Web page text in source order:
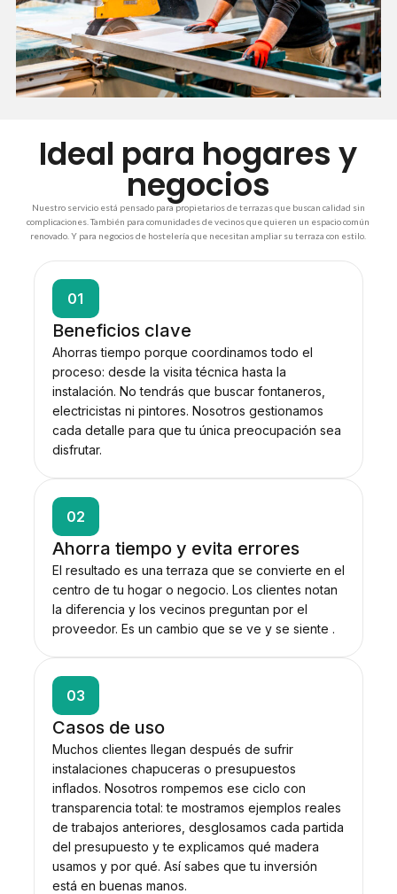
Ideal para hogares y
negocios
Nuestro servicio está pensado para propietarios de terrazas que buscan calidad sin
complicaciones. También para comunidades de vecinos que quieren un espacio común
renovado. Y para negocios de hostelería que necesitan ampliar su terraza con estilo.
01
Beneficios clave
Ahorras tiempo porque coordinamos todo el
proceso: desde la visita técnica hasta la
instalación. No tendrás que buscar fontaneros,
electricistas ni pintores. Nosotros gestionamos
cada detalle para que tu única preocupación sea
disfrutar.
02
Ahorra tiempo y evita errores
El resultado es una terraza que se convierte en el
centro de tu hogar o negocio. Los clientes notan
la diferencia y los vecinos preguntan por el
proveedor. Es un cambio que se ve y se siente .
03
Casos de uso
Muchos clientes llegan después de sufrir
instalaciones chapuceras o presupuestos
inflados. Nosotros rompemos ese ciclo con
transparencia total: te mostramos ejemplos reales
de trabajos anteriores, desglosamos cada partida
del presupuesto y te explicamos qué madera
usamos y por qué. Así sabes que tu inversión
está en buenas manos.